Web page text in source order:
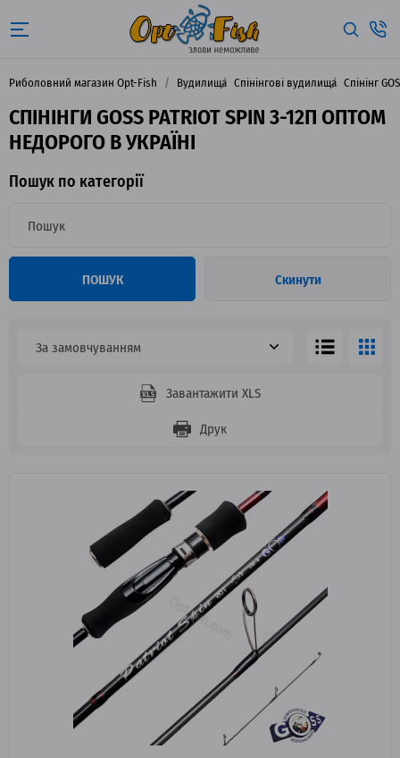
Риболовний магазин Opt-Fish Вудилища Спінінгові вудилища Спінінг
СПІНІНГИ GOSS PATRIOT SPIN 3-12П ОПТОМ
НЕДОРОГО В УКРАЇНІ
Пошук по категорії
ПОШУК Скинути
За замовчуванням
Завантажити XLS
Друк